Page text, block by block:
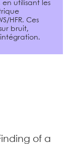
utilisant les
HFR. Ces
bruit,
of a